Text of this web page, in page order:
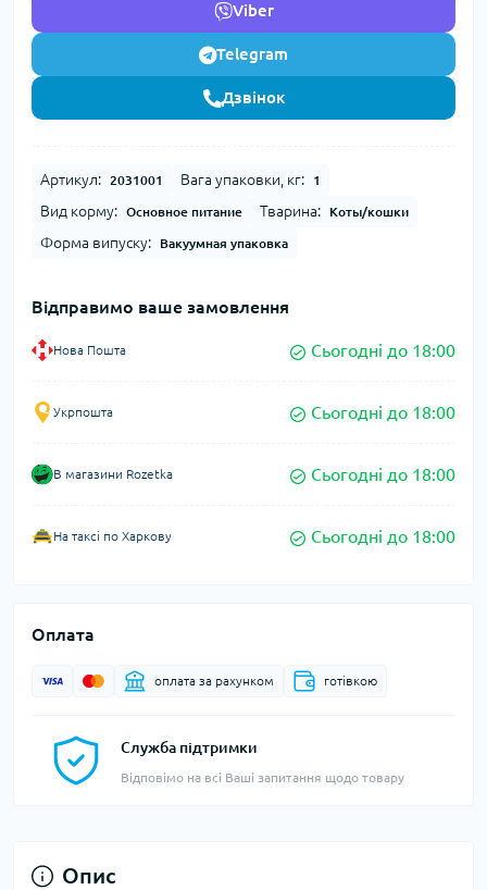
Viber
Telegram
Дзвінок
Артикул: 2031001 Вага упаковки, кг: 1
Вид корму: Основное питание Тварина: Коты/кошки
Форма випуску: Вакуумная упаковка
Відправимо ваше замовлення
Нова Пошта Сьогодні до 18:00
Укрпошта Сьогодні до 18:00
В магазини Rozetka Сьогодні до 18:00
На таксі по Харкову Сьогодні до 18:00
Оплата
оплата за рахунком готівкою
Служба підтримки
Відповімо на всі Ваші запитання щодо товару
Опис